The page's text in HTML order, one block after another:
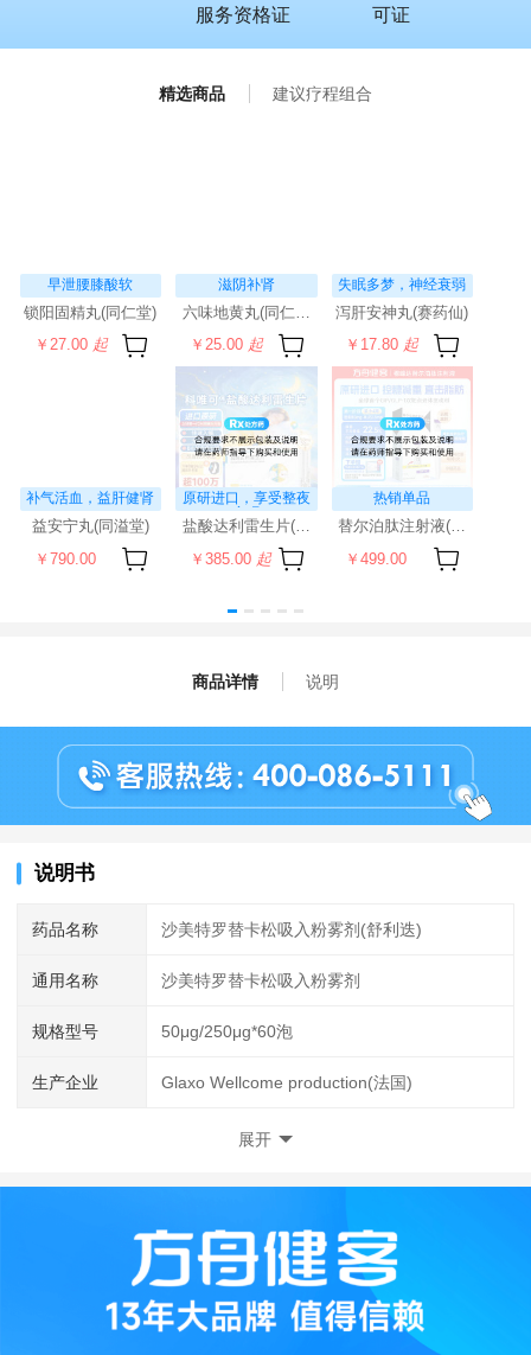
服务资格证
可证
精选商品 建议疗程组合
早泄腰膝酸软
锁阳固精丸(同仁堂)
￥27.00 起
滋阴补肾
六味地黄丸(同仁堂)(水蜜丸)
￥25.00 起
失眠多梦，神经衰弱
泻肝安神丸(赛药仙)
￥17.80 起
补气活血，益肝健肾
益安宁丸(同溢堂)
￥790.00
原研进口，享受整夜
安眠
盐酸达利雷生片(科唯可)
￥385.00 起
热销单品
替尔泊肽注射液(穆峰达)
￥499.00
商品详情 说明
说明书
药品名称 沙美特罗替卡松吸入粉雾剂(舒利迭)
通用名称 沙美特罗替卡松吸入粉雾剂
规格型号 50μg/250μg*60泡
生产企业 Glaxo Wellcome production(法国)
展开